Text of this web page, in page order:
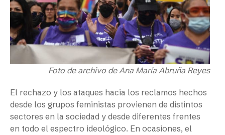
Foto de archivo de Ana María Abruña Reyes
El rechazo y los ataques hacia los reclamos hechos
desde los grupos feministas provienen de distintos
sectores en la sociedad y desde diferentes frentes
en todo el espectro ideológico. En ocasiones, el